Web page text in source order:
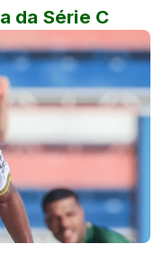
da Série C